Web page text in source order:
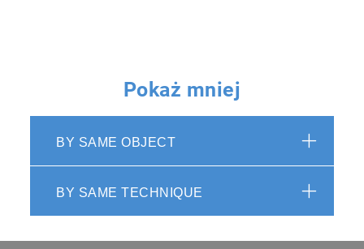
Pokaż mniej
BY SAME OBJECT
BY SAME TECHNIQUE